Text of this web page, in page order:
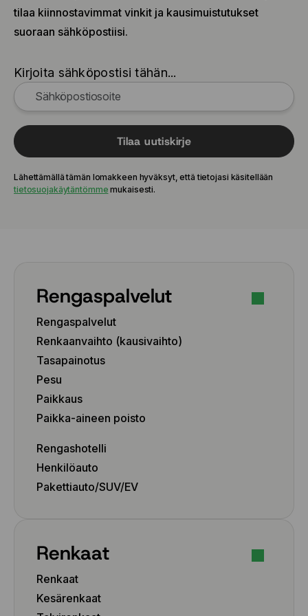
tilaa kiinnostavimmat vinkit ja kausimuistutukset
suoraan sähköpostiisi.
Kirjoita sähköpostisi tähän...
Tilaa uutiskirje
Lähettämällä tämän lomakkeen hyväksyt, että tietojasi käsitellään
tietosuojakäytäntömme mukaisesti.
Rengaspalvelut
Rengaspalvelut
Renkaanvaihto (kausivaihto)
Tasapainotus
Pesu
Paikkaus
Paikka-aineen poisto
Rengashotelli
Henkilöauto
Pakettiauto/SUV/EV
Renkaat
Renkaat
Kesärenkaat